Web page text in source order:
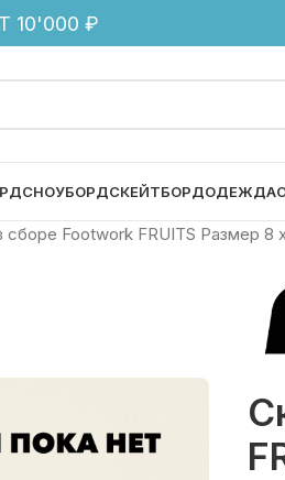
10'000 ₽
СНОУБОРДСКЕЙТБОРДОДЕЖДА
Footwork FRUITS Размер 8